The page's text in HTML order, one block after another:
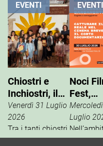
EVENTI
Chiostri e
Inchiostri, il
successo
della Gnostra
Kids
Venerdì 31 Luglio
2026
Tra i tanti chiostri,
palazzi e piazze
EVENTI
Noci
Fest,
con
Luglio
13ª